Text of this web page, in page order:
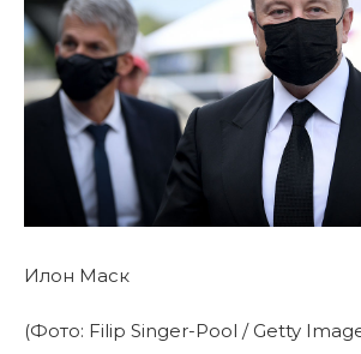
Илон Маск
(Фото: Filip Singer-Pool / Getty